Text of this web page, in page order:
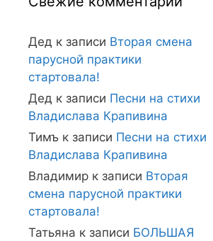
Дед к записи Вторая смена
парусной практики
стартовала!
Дед к записи Песни на стихи
Владислава Крапивина
Тимъ к записи Песни на стихи
Владислава Крапивина
Владимир к записи Вторая
смена парусной практики
стартовала!
Татьяна к записи БОЛЬШАЯ